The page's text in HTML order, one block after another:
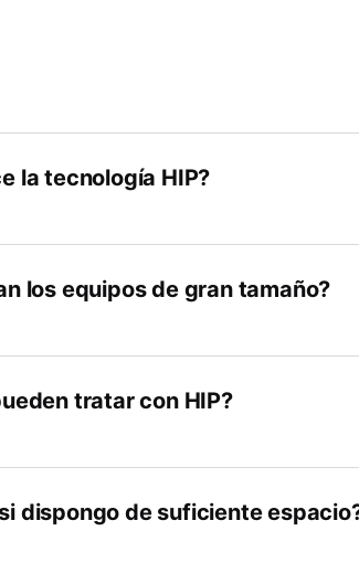
la tecnología HIP?
los equipos de gran tamaño?
tratar con HIP?
dispongo de suficiente